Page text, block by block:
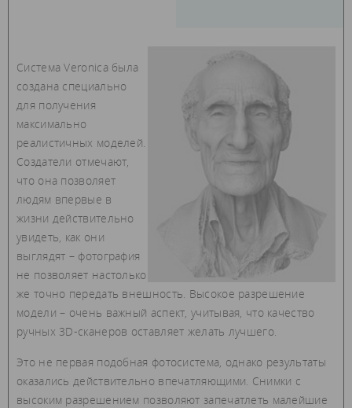
Система Veronica была
создана специально
для получения
максимально
реалистичных моделей.
Создатели отмечают,
что она позволяет
людям впервые в
жизни действительно
увидеть, как они
выглядят – фотография
не позволяет настолько
же точно передать внешность. Высокое разрешение
модели – очень важный аспект, учитывая, что качество
ручных 3D-сканеров оставляет желать лучшего.
Это не первая подобная фотосистема, однако результаты
оказались действительно впечатляющими. Снимки с
высоким разрешением позволяют запечатлеть малейшие